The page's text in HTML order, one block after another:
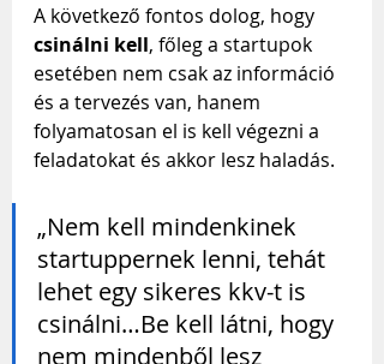
A következő fontos dolog, hogy
csinálni kell, főleg a startupok
esetében nem csak az információ
és a tervezés van, hanem
folyamatosan el is kell végezni a
feladatokat és akkor lesz haladás.
„Nem kell mindenkinek
startuppernek lenni, tehát
lehet egy sikeres kkv-t is
csinálni…Be kell látni, hogy
nem mindenből lesz